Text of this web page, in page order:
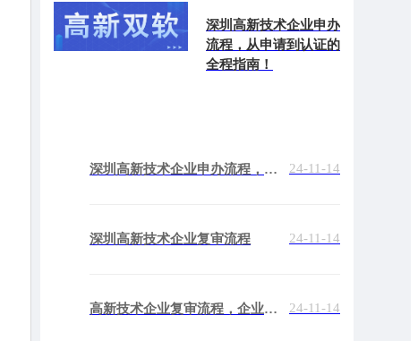
深圳高新技术企业申办
流程，从申请到认证的
全程指南！
深圳高新技术企业申办流程，从申请到认证的全程指南！ 24-11-14
深圳高新技术企业复审流程 24-11-14
高新技术企业复审流程，企业如何顺利通过？ 24-11-14